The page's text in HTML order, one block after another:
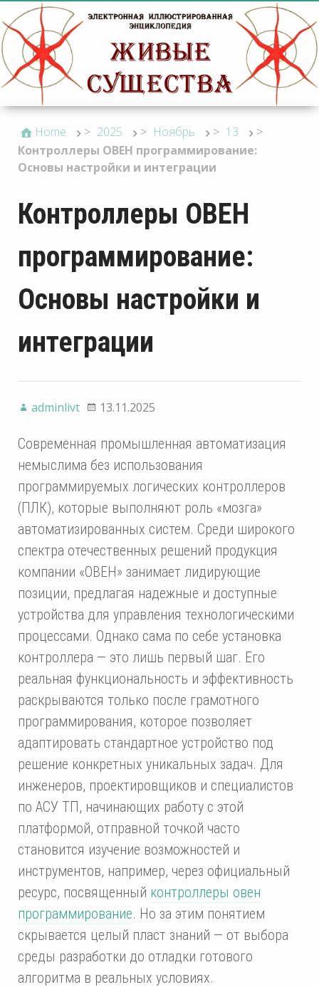
Home > 2025 > Ноябрь > 13
>
Контроллеры ОВЕН программирование:
Основы настройки и интеграции
Контроллеры ОВЕН
программирование:
Основы настройки и
интеграции
adminlivt 13.11.2025
Современная промышленная автоматизация
немыслима без использования
программируемых логических контроллеров
(ПЛК), которые выполняют роль «мозга»
автоматизированных систем. Среди широкого
спектра отечественных решений продукция
компании «ОВЕН» занимает лидирующие
позиции, предлагая надежные и доступные
устройства для управления технологическими
процессами. Однако сама по себе установка
контроллера — это лишь первый шаг. Его
реальная функциональность и эффективность
раскрываются только после грамотного
программирования, которое позволяет
адаптировать стандартное устройство под
решение конкретных уникальных задач. Для
инженеров, проектировщиков и специалистов
по АСУ ТП, начинающих работу с этой
платформой, отправной точкой часто
становится изучение возможностей и
инструментов, например, через официальный
ресурс, посвященный контроллеры овен
программирование. Но за этим понятием
скрывается целый пласт знаний — от выбора
среды разработки до отладки готового
алгоритма в реальных условиях.